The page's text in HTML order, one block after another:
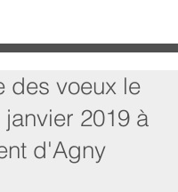
des voeux le
2019 à
d'Agny